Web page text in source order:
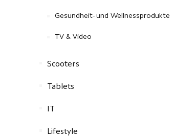
Gesundheit- und Wellnessprodukte
TV & Video
Scooters
Tablets
IT
Lifestyle